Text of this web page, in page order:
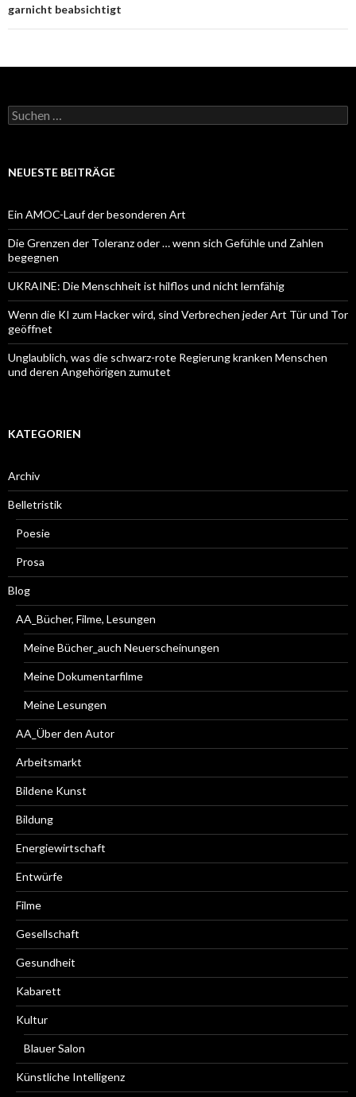
garnicht beabsichtigt
Suchen
nach:
NEUESTE BEITRÄGE
Ein AMOC-Lauf der besonderen Art
Die Grenzen der Toleranz oder … wenn sich Gefühle und Zahlen
begegnen
UKRAINE: Die Menschheit ist hilflos und nicht lernfähig
Wenn die KI zum Hacker wird, sind Verbrechen jeder Art Tür und Tor
geöffnet
Unglaublich, was die schwarz-rote Regierung kranken Menschen
und deren Angehörigen zumutet
KATEGORIEN
Archiv
Belletristik
Poesie
Prosa
Blog
AA_Bücher, Filme, Lesungen
Meine Bücher_auch Neuerscheinungen
Meine Dokumentarfilme
Meine Lesungen
AA_Über den Autor
Arbeitsmarkt
Bildene Kunst
Bildung
Energiewirtschaft
Entwürfe
Filme
Gesellschaft
Gesundheit
Kabarett
Kultur
Blauer Salon
Künstliche Intelligenz